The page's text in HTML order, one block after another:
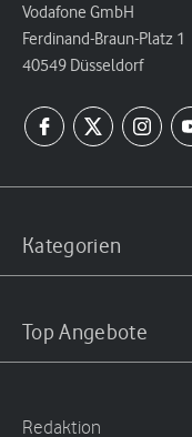
Vodafone GmbH
Ferdinand-Braun-Platz 1
40549 Düsseldorf
Kategorien
Top Angebote
Redaktion